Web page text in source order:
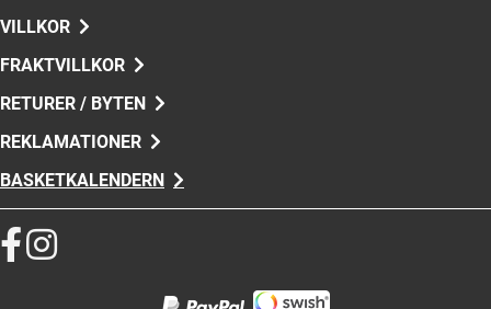
VILLKOR
FRAKTVILLKOR
RETURER / BYTEN
REKLAMATIONER
BASKETKALENDERN